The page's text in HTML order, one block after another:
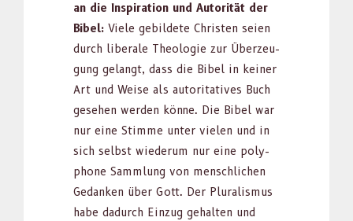
an die Inspi­ra­tion und Autorität der
Bibel: Viele gebildete Chris­ten seien
durch lib­erale The­olo­gie zur Überzeu­
gung gelangt, dass die Bibel in kein­er
Art und Weise als autori­ta­tives Buch
gese­hen wer­den könne. Die Bibel war
nur eine Stimme unter vie­len und in
sich selb­st wiederum nur eine poly­
phone Samm­lung von men­schlichen
Gedanken über Gott. Der Plu­ral­is­mus
habe dadurch Einzug gehal­ten und